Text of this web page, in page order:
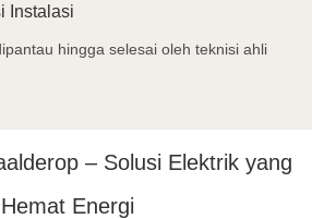
Instalasi
hingga selesai oleh teknisi ahli
– Solusi Elektrik yang
Hemat Energi